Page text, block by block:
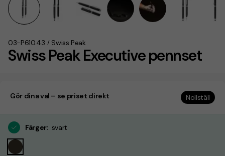
Swiss Peak Executive pennset
03-P610.43 / Swiss Peak
Gör dina val – se priset direkt Nollställ
Färger: svart